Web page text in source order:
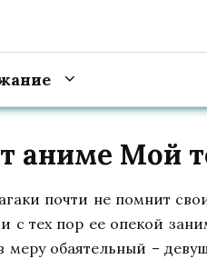
аниме Мой
почти не помнит
с тех пор ее опекой
меру обаятельный –